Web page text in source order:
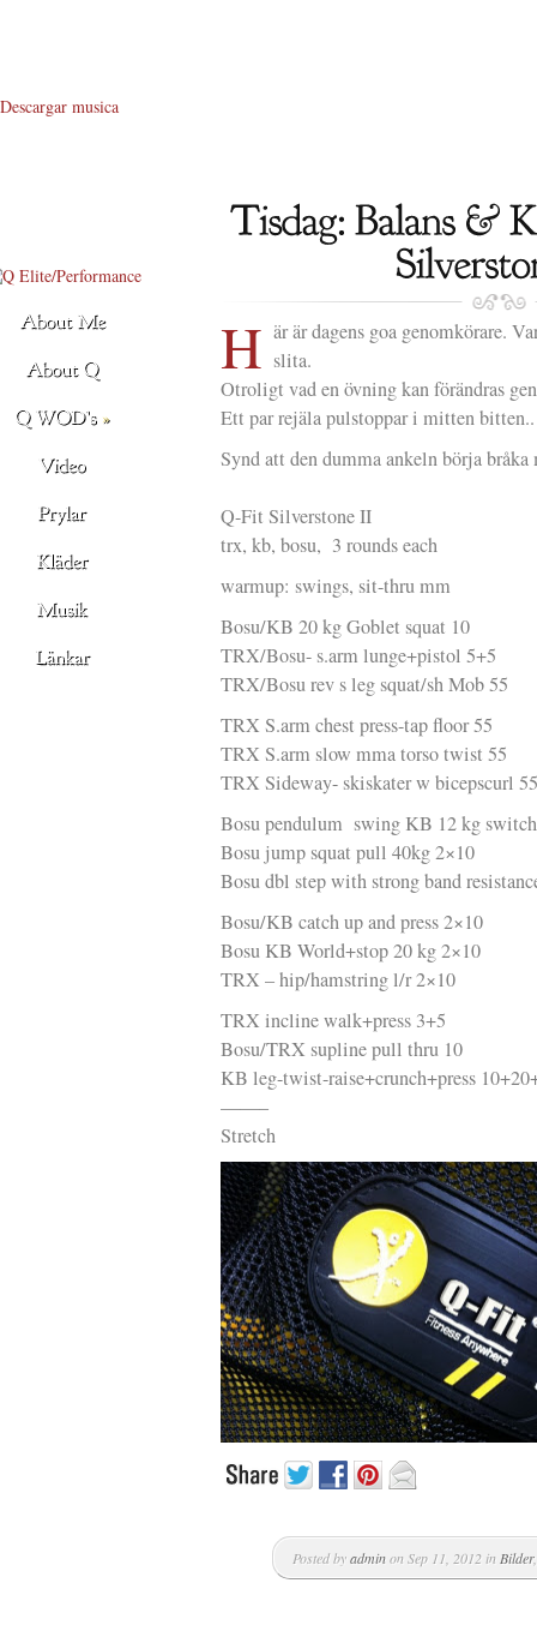
Descargar musica
H är är dagens goa genomkörare.
slita.
Otroligt vad en övning kan förändras
Ett par rejäla pulstoppar i mitten bitten..
Synd att den dumma ankeln börja
Q-Fit Silverstone II
trx, kb, bosu, 3 rounds each
warmup: swings, sit-thru mm
Bosu/KB 20 kg Goblet squat 10
TRX/Bosu- s.arm lunge+pistol 5+5
TRX/Bosu rev s leg squat/sh Mob 55
TRX S.arm chest press-tap floor 55
TRX S.arm slow mma torso twist 55
TRX Sideway- skiskater w bicepscurl 55
Bosu pendulum swing KB 12 kg
Bosu jump squat pull 40kg 2×10
Bosu dbl step with strong band
Bosu/KB catch up and press 2×10
Bosu KB World+stop 20 kg 2×10
TRX – hip/hamstring l/r 2×10
TRX incline walk+press 3+5
Bosu/TRX supline pull thru 10
KB leg-twist-raise+crunch+press
——–
Stretch
Posted byadminon Sep 11, 2012 in Bilder